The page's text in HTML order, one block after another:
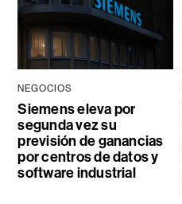
NEGOCIOS
Siemens eleva por
segunda vez su
previsión de ganancias
por centros de datos y
software industrial